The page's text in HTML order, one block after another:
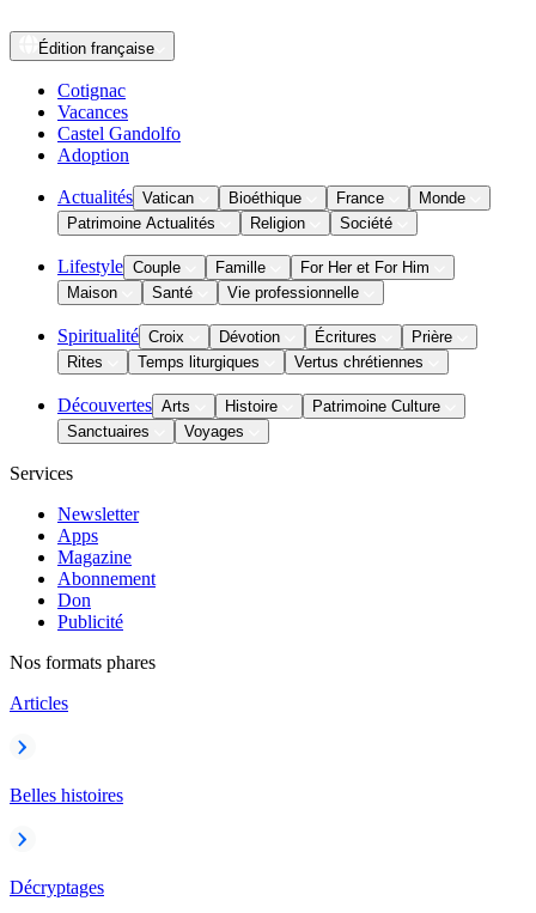
Édition française
Cotignac
Vacances
Castel Gandolfo
Adoption
Actualités Vatican Bioéthique France
Monde
Patrimoine Actualités
Religion Société
Lifestyle Couple Famille
For Her et For Him
Maison
Santé Vie professionnelle
Spiritualité Croix Dévotion Écritures
Prière
Rites
Temps liturgiques Vertus chrétiennes
Découvertes Arts Histoire
Patrimoine Culture
Sanctuaires
Voyages
Services
Newsletter
Apps
Magazine
Abonnement
Don
Publicité
Nos formats phares
Articles
Belles histoires
Décryptages